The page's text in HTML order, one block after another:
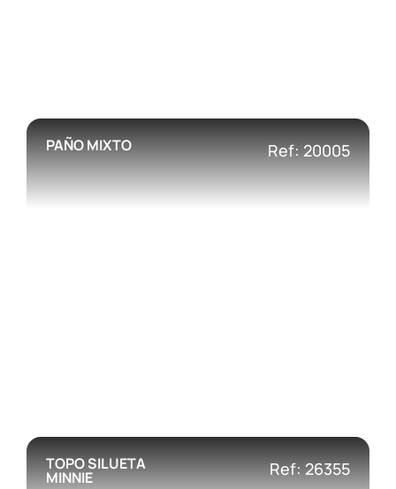
PAÑO MIXTO Ref: 20005
TOPO SILUETA
MINNIE Ref: 26355